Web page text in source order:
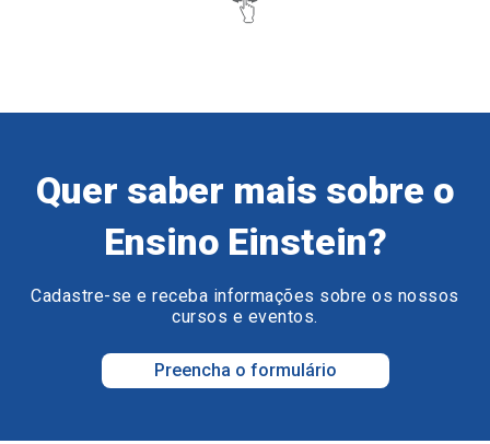
Quer saber mais sobre o
Ensino Einstein?
Cadastre-se e receba informações sobre os nossos
cursos e eventos.
Preencha o formulário